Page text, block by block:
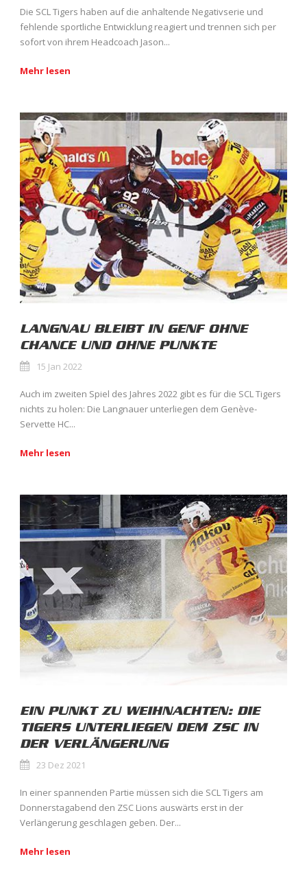
Die SCL Tigers haben auf die anhaltende Negativserie und
fehlende sportliche Entwicklung reagiert und trennen sich per
sofort von ihrem Headcoach Jason...
Mehr lesen
LANGNAU BLEIBT IN GENF OHNE
CHANCE UND OHNE PUNKTE
15 Jan 2022
Auch im zweiten Spiel des Jahres 2022 gibt es für die SCL Tigers
nichts zu holen: Die Langnauer unterliegen dem Genève-
Servette HC...
Mehr lesen
EIN PUNKT ZU WEIHNACHTEN: DIE
TIGERS UNTERLIEGEN DEM ZSC IN
DER VERLÄNGERUNG
23 Dez 2021
In einer spannenden Partie müssen sich die SCL Tigers am
Donnerstagabend den ZSC Lions auswärts erst in der
Verlängerung geschlagen geben. Der...
Mehr lesen